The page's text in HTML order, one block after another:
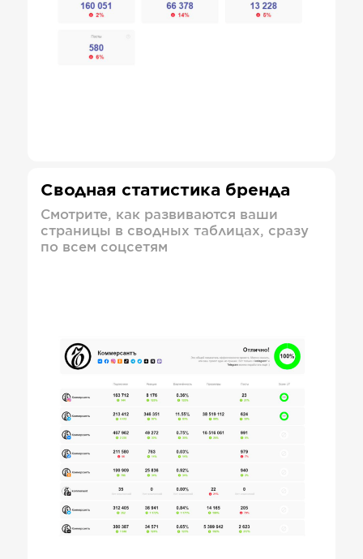
Сводная статистика бренда
Смотрите, как развиваются ваши
страницы в сводных таблицах, сразу
по всем соцсетям